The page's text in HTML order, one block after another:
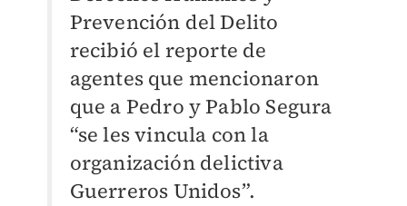
Prevención del Delito
recibió el reporte de
agentes que mencionaron
que a Pedro y Pablo Segura
“se les vincula con la
organización delictiva
Guerreros Unidos”.